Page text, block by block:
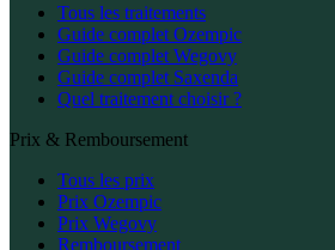
Tous les traitements
Guide complet Ozempic
Guide complet Wegovy
Guide complet Saxenda
Quel traitement choisir ?
Prix & Remboursement
Tous les prix
Prix Ozempic
Prix Wegovy
Remboursement